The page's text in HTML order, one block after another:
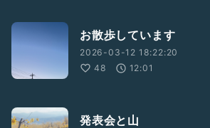
お散歩しています
2026-03-12 18:22:20
48
12:01
発表会と山